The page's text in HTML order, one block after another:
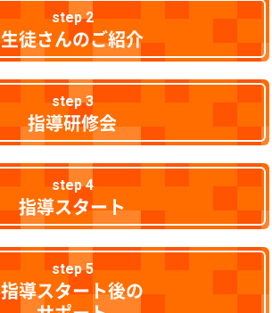
step 2
生徒さんのご紹介
step 3
指導研修会
step 4
指導スタート
step 5
指導スタート後の